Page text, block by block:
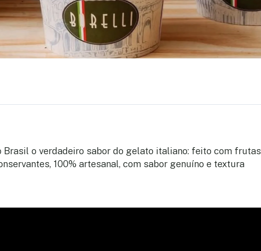
Brasil o verdadeiro sabor do gelato italiano: feito com frutas
100% artesanal, com sabor genuíno e textura